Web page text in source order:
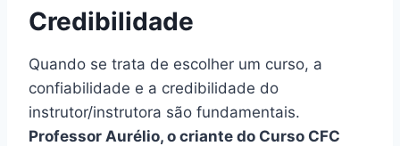
Credibilidade
Quando se trata de escolher um curso, a
confiabilidade e a credibilidade do
instrutor/instrutora são fundamentais.
Professor Aurélio, o criante do Curso CFC